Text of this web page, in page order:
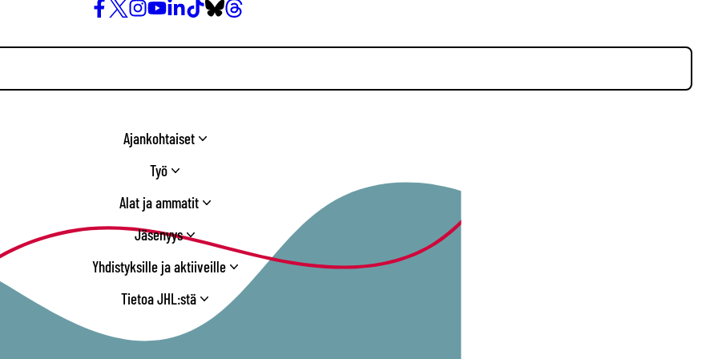
/
Ajankohtaiset
Työ
Alat ja ammatit
Jäsenyys
Yhdistyksille ja aktiiveille
Tietoa JHL:stä